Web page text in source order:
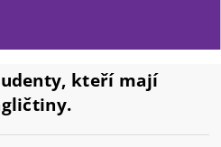
kteří mají